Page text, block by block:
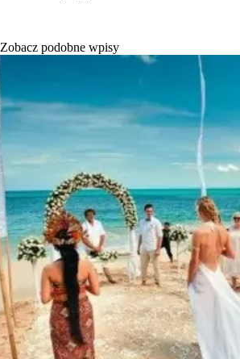
Zobacz podobne wpisy